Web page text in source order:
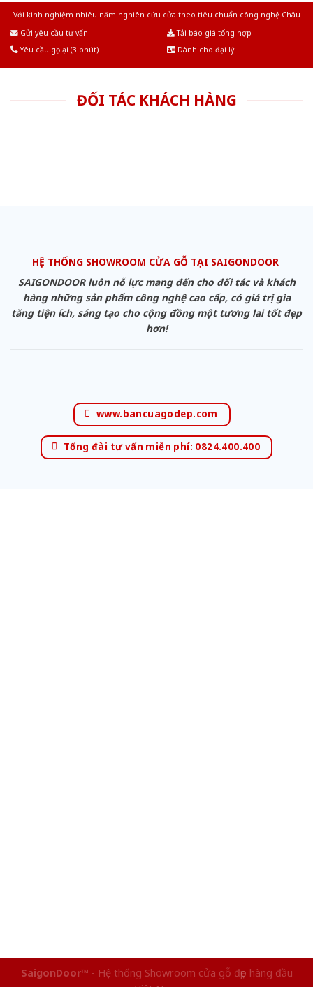
Với kinh nghiệm nhiêu năm nghiên cứu cửa theo tiêu chuẩn công nghệ Châu
Gửi yêu cầu tư vấn
Tải báo giá tổng hợp
Yêu cầu gọi lại (3 phút)
Dành cho đại lý
ĐỐI TÁC KHÁCH HÀNG
HỆ THỐNG SHOWROOM CỬA GỖ TẠI SAIGONDOOR
SAIGONDOOR luôn nỗ lực mang đến cho đối tác và khách
hàng những sản phẩm công nghệ cao cấp, có giá trị gia
tăng tiện ích, sáng tạo cho cộng đồng một tương lai tốt đẹp
hơn!
www.bancuagodep.com
Tổng đài tư vấn miễn phí: 0824.400.400
SaigonDoor™ - Hệ thống Showroom cửa gỗ đẹp hàng đầu